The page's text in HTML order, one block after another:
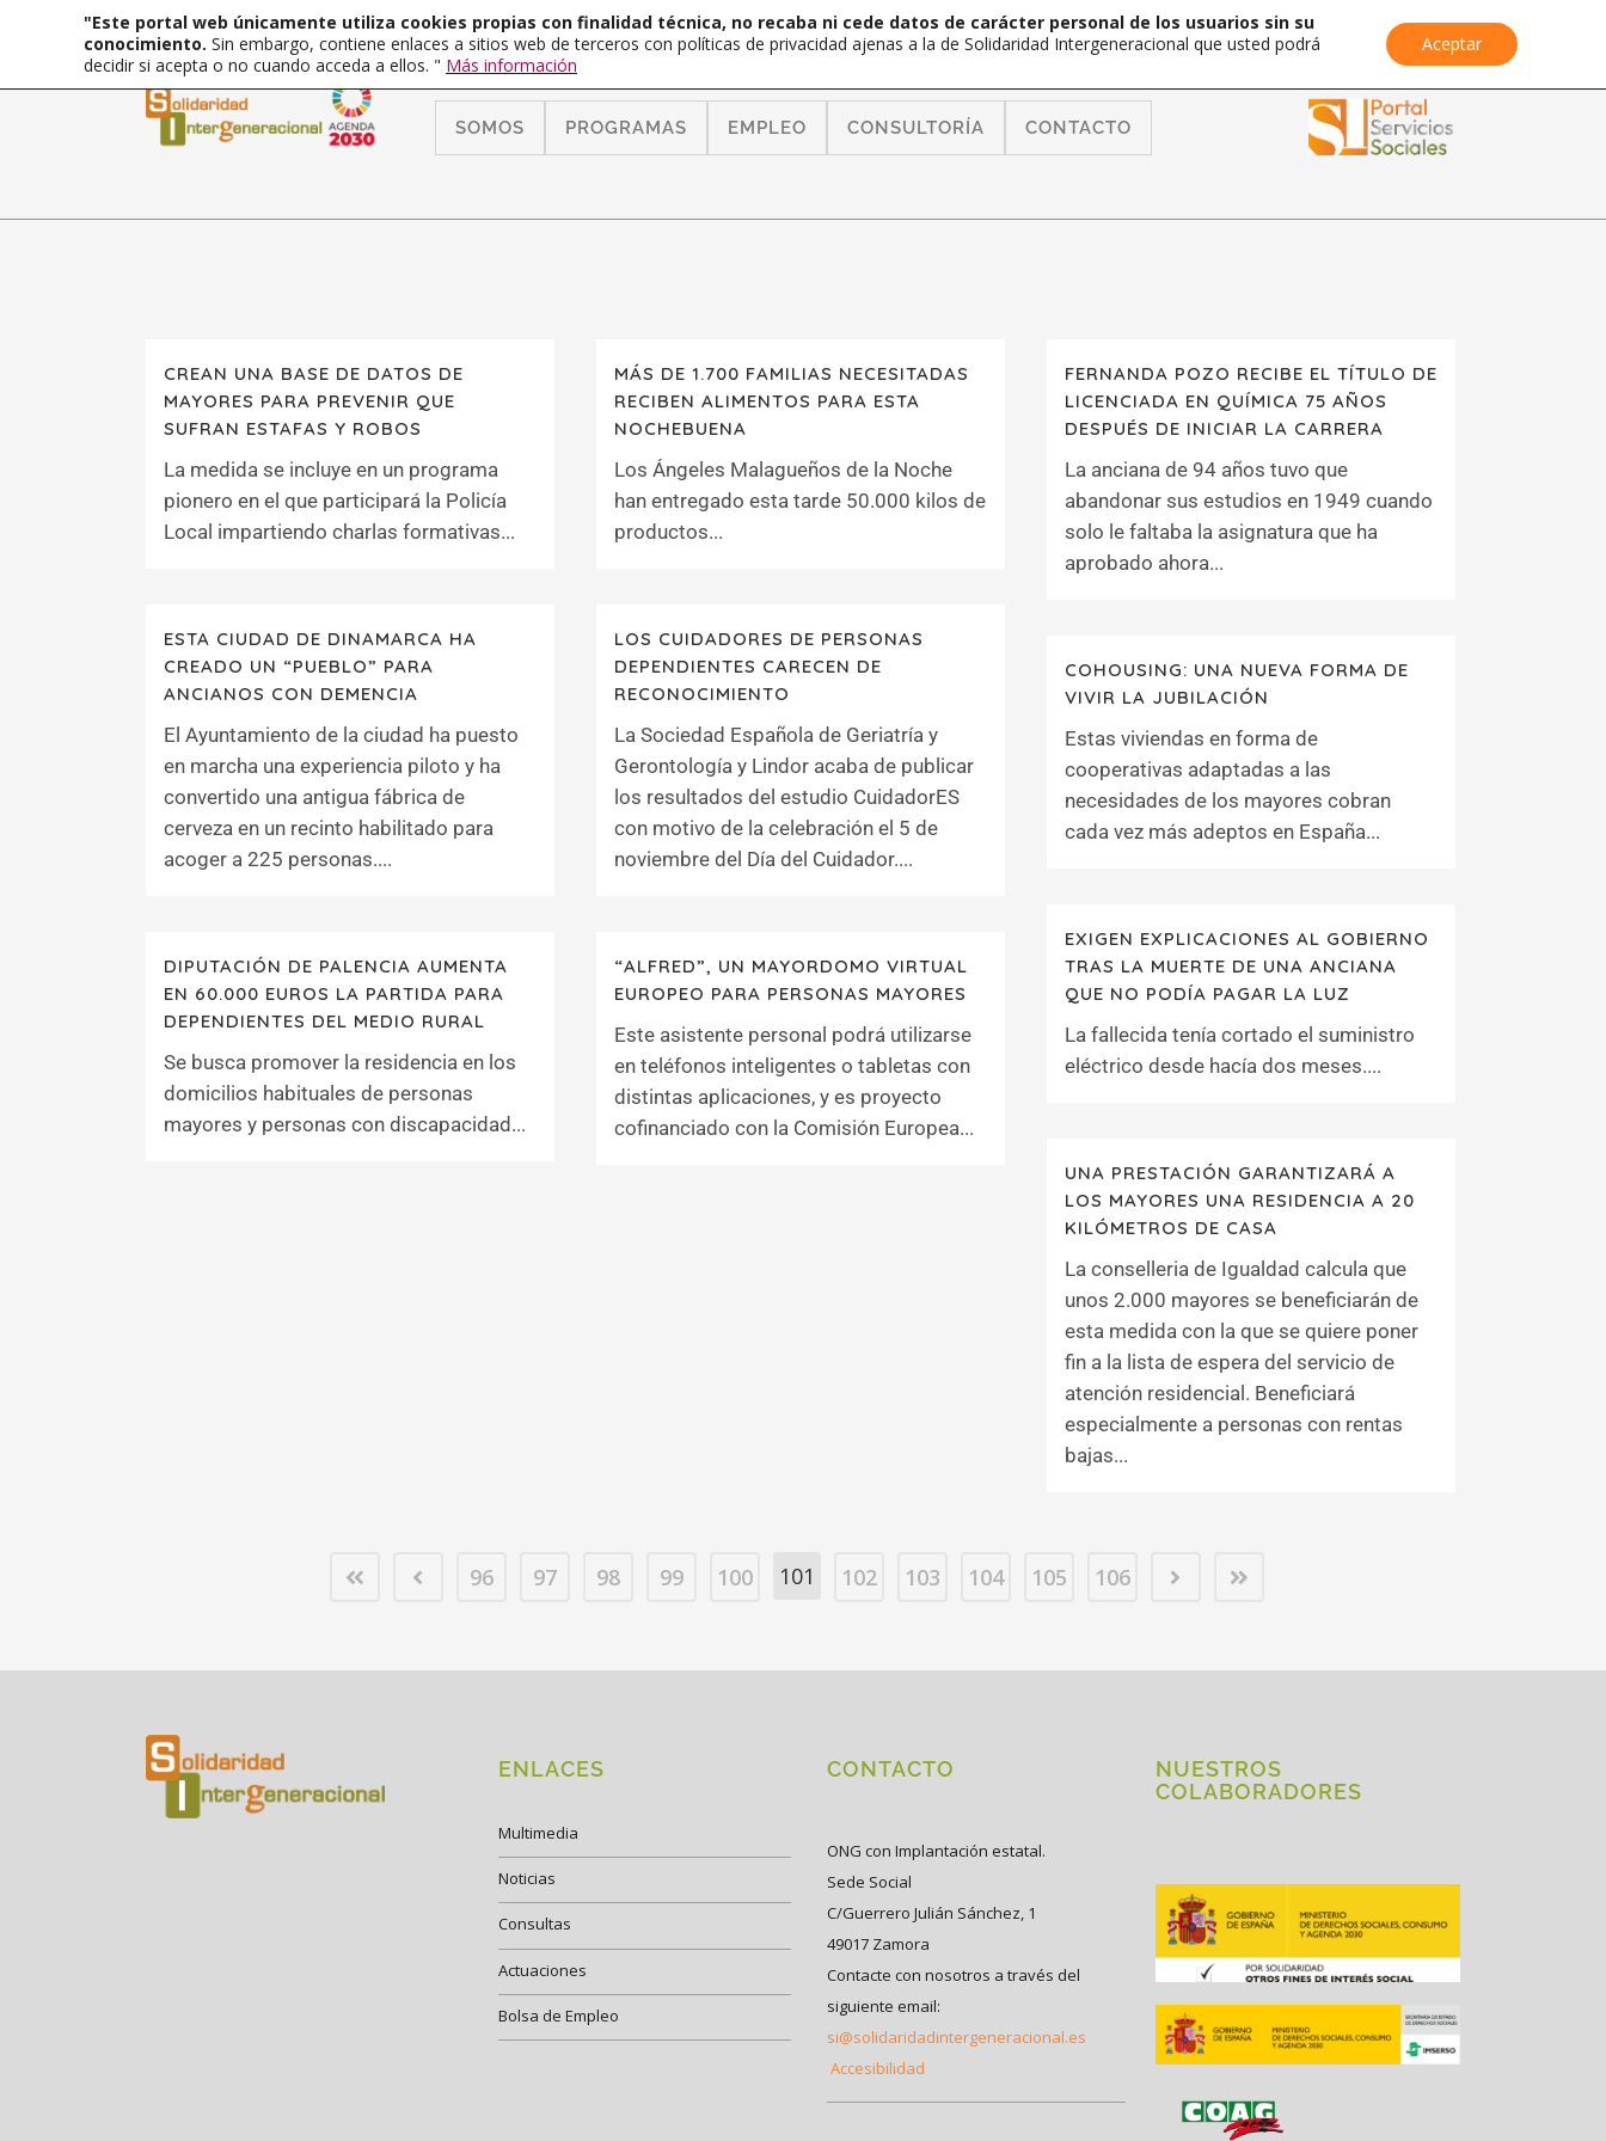
SOMOS PROGRAMAS EMPLEO CONSULTORÍA CONTACTO
CREAN UNA BASE DE DATOS DE
MAYORES PARA PREVENIR QUE
SUFRAN ESTAFAS Y ROBOS
La medida se incluye en un programa
pionero en el que participará la Policía
Local impartiendo charlas formativas...
MÁS DE 1.700 FAMILIAS NECESITADAS
RECIBEN ALIMENTOS PARA ESTA
NOCHEBUENA
Los Ángeles Malagueños de la Noche
han entregado esta tarde 50.000 kilos de
productos...
FERNANDA POZO RECIBE EL TÍTULO DE
LICENCIADA EN QUÍMICA 75 AÑOS
DESPUÉS DE INICIAR LA CARRERA
La anciana de 94 años tuvo que
abandonar sus estudios en 1949 cuando
solo le faltaba la asignatura que ha
aprobado ahora...
ESTA CIUDAD DE DINAMARCA HA
CREADO UN “PUEBLO” PARA
ANCIANOS CON DEMENCIA
El Ayuntamiento de la ciudad ha puesto
en marcha una experiencia piloto y ha
convertido una antigua fábrica de
cerveza en un recinto habilitado para
acoger a 225 personas....
LOS CUIDADORES DE PERSONAS
DEPENDIENTES CARECEN DE
RECONOCIMIENTO
La Sociedad Española de Geriatría y
Gerontología y Lindor acaba de publicar
los resultados del estudio CuidadorES
con motivo de la celebración el 5 de
noviembre del Día del Cuidador....
COHOUSING: UNA NUEVA FORMA DE
VIVIR LA JUBILACIÓN
Estas viviendas en forma de
cooperativas adaptadas a las
necesidades de los mayores cobran
cada vez más adeptos en España...
EXIGEN EXPLICACIONES AL GOBIERNO
TRAS LA MUERTE DE UNA ANCIANA
QUE NO PODÍA PAGAR LA LUZ
La fallecida tenía cortado el suministro
eléctrico desde hacía dos meses....
DIPUTACIÓN DE PALENCIA AUMENTA
EN 60.000 EUROS LA PARTIDA PARA
DEPENDIENTES DEL MEDIO RURAL
Se busca promover la residencia en los
domicilios habituales de personas
mayores y personas con discapacidad...
“ALFRED”, UN MAYORDOMO VIRTUAL
EUROPEO PARA PERSONAS MAYORES
Este asistente personal podrá utilizarse
en teléfonos inteligentes o tabletas con
distintas aplicaciones, y es proyecto
cofinanciado con la Comisión Europea...
UNA PRESTACIÓN GARANTIZARÁ A
LOS MAYORES UNA RESIDENCIA A 20
KILÓMETROS DE CASA
La conselleria de Igualdad calcula que
unos 2.000 mayores se beneficiarán de
esta medida con la que se quiere poner
fin a la lista de espera del servicio de
atención residencial. Beneficiará
especialmente a personas con rentas
bajas...
96 97 98 99 100 101 102 103 104 105 106
ENLACES
Multimedia
Noticias
Consultas
Actuaciones
Bolsa de Empleo
CONTACTO
ONG con Implantación estatal.
Sede Social
C/Guerrero Julián Sánchez, 1
49017 Zamora
Contacte con nosotros a través del
siguiente email:
si@solidaridadintergeneracional.es
Accesibilidad
NUESTROS
COLABORADORES
"Este portal web únicamente utiliza cookies propias con finalidad técnica, no recaba ni cede datos de carácter personal de los usuarios sin su
conocimiento. Sin embargo, contiene enlaces a sitios web de terceros con políticas de privacidad ajenas a la de Solidaridad Intergeneracional que usted podrá
decidir si acepta o no cuando acceda a ellos. " Más información
Aceptar